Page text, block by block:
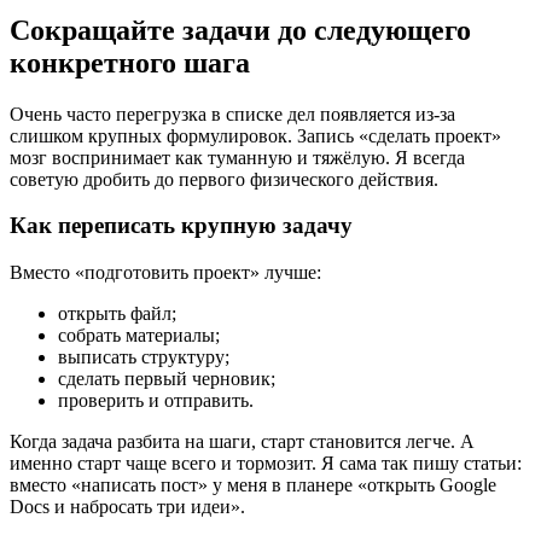
Сокращайте задачи до следующего
конкретного шага
Очень часто перегрузка в списке дел появляется из-за
слишком крупных формулировок. Запись «сделать проект»
мозг воспринимает как туманную и тяжёлую. Я всегда
советую дробить до первого физического действия.
Как переписать крупную задачу
Вместо «подготовить проект» лучше:
открыть файл;
собрать материалы;
выписать структуру;
сделать первый черновик;
проверить и отправить.
Когда задача разбита на шаги, старт становится легче. А
именно старт чаще всего и тормозит. Я сама так пишу статьи:
вместо «написать пост» у меня в планере «открыть Google
Docs и набросать три идеи».